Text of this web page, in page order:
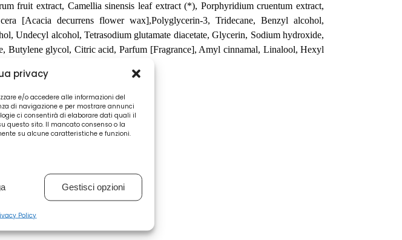
privacy
e/o accedere alle informazioni del
di navigazione e per mostrare annunci
ci consentirà di elaborare dati quali il
questo sito. Il mancato consenso o la
su alcune caratteristiche e funzioni.
Gestisci opzioni
Policy
fruit extract, Camellia sinensis leaf extract (*), Porphyridium cruentum extract,
[Acacia decurrens flower wax],Polyglycerin-3, Tridecane, Benzyl alcohol,
Undecyl alcohol, Tetrasodium glutamate diacetate, Glycerin, Sodium hydroxide,
Butylene glycol, Citric acid, Parfum [Fragrance], Amyl cinnamal, Linalool, Hexyl
copolymer.